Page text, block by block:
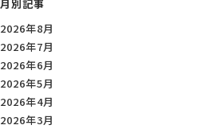
月別記事
2026年8月
2026年7月
2026年6月
2026年5月
2026年4月
2026年3月